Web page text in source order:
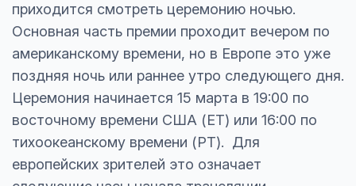
приходится смотреть церемонию ночью.
Основная часть премии проходит вечером по
американскому времени, но в Европе это уже
поздняя ночь или раннее утро следующего дня.
Церемония начинается 15 марта в 19:00 по
восточному времени США (ET) или 16:00 по
тихоокеанскому времени (PT). Для
европейских зрителей это означает